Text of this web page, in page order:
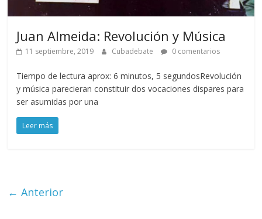
Juan Almeida: Revolución y Música
11 septiembre, 2019 Cubadebate 0 comentarios
Tiempo de lectura aprox: 6 minutos, 5 segundosRevolución
y música parecieran constituir dos vocaciones dispares para
ser asumidas por una
Leer más
← Anterior